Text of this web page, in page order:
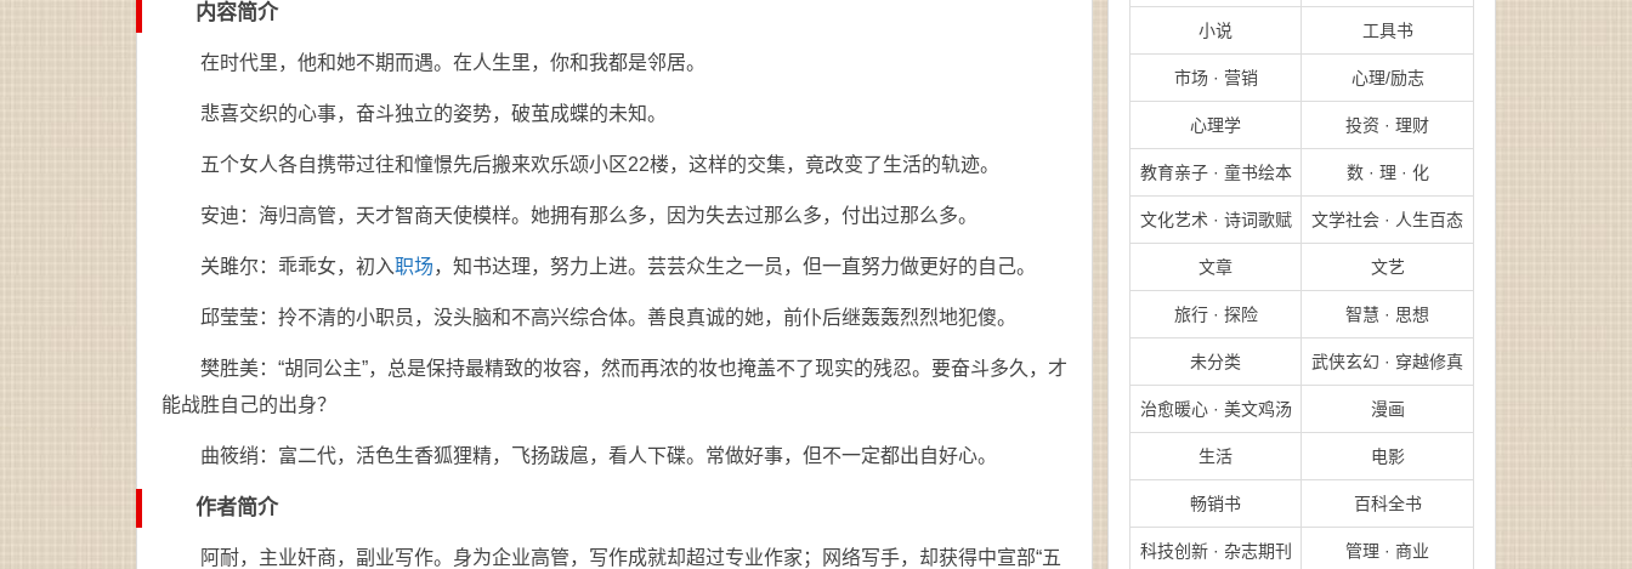
内容简介
在时代里，他和她不期而遇。在人生里，你和我都是邻居。
悲喜交织的心事，奋斗独立的姿势，破茧成蝶的未知。
五个女人各自携带过往和憧憬先后搬来欢乐颂小区22楼，这样的交集，竟改变了生活的轨迹。
安迪：海归高管，天才智商天使模样。她拥有那么多，因为失去过那么多，付出过那么多。
关雎尔：乖乖女，初入职场，知书达理，努力上进。芸芸众生之一员，但一直努力做更好的自己。
邱莹莹：拎不清的小职员，没头脑和不高兴综合体。善良真诚的她，前仆后继轰轰烈烈地犯傻。
樊胜美：“胡同公主”，总是保持最精致的妆容，然而再浓的妆也掩盖不了现实的残忍。要奋斗多久，才
能战胜自己的出身？
曲筱绡：富二代，活色生香狐狸精，飞扬跋扈，看人下碟。常做好事，但不一定都出自好心。
作者简介
阿耐，主业奸商，副业写作。身为企业高管，写作成就却超过专业作家；网络写手，却获得中宣部“五
小说 工具书
市场 · 营销 心理/励志
心理学 投资 · 理财
教育亲子 · 童书绘本 数 · 理 · 化
文化艺术 · 诗词歌赋 文学社会 · 人生百态
文章 文艺
旅行 · 探险 智慧 · 思想
未分类 武侠玄幻 · 穿越修真
治愈暖心 · 美文鸡汤 漫画
生活 电影
畅销书 百科全书
科技创新 · 杂志期刊 管理 · 商业